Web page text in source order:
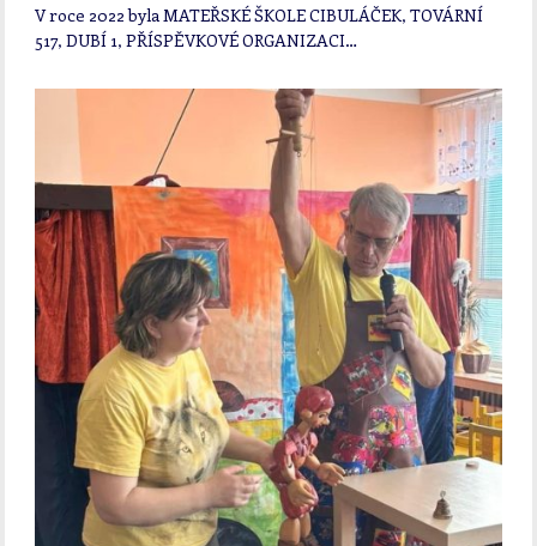
V roce 2022 byla MATEŘSKÉ ŠKOLE CIBULÁČEK, TOVÁRNÍ
517, DUBÍ 1, PŘÍSPĚVKOVÉ ORGANIZACI…